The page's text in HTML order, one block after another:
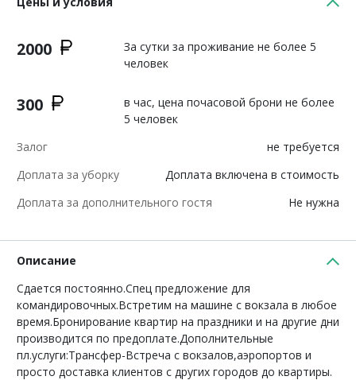
2000
За сутки за проживание не более 5
человек
300
в час, цена почасовой брони не более
5 человек
Залог
не требуется
Доплата за уборку
Доплата включена в стоимость
Доплата за дополнительного гостя
Не нужна
Описание
Сдается постоянно.Спец предложение для
командировочных.Встретим на машине с вокзала в любое
время.Бронирование квартир на праздники и на другие дни
производится по предоплате.Дополнительные
пл.услуги:Трансфер-Встреча с вокзалов,аэропортов и
просто доставка клиентов с других городов до квартиры.